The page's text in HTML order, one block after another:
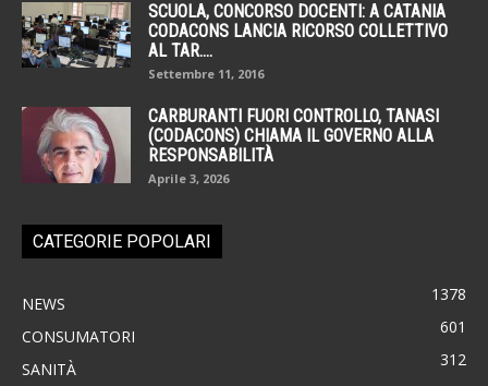
SCUOLA, CONCORSO DOCENTI: A CATANIA
CODACONS LANCIA RICORSO COLLETTIVO
AL TAR....
Settembre 11, 2016
CARBURANTI FUORI CONTROLLO, TANASI
(CODACONS) CHIAMA IL GOVERNO ALLA
RESPONSABILITÀ
Aprile 3, 2026
CATEGORIE POPOLARI
NEWS 1378
CONSUMATORI 601
SANITÀ
312